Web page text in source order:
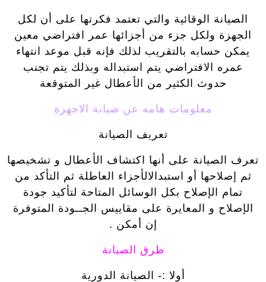
الصيانة الوقائية والتي تعتمد فكرتها على أن لكل
الجهزة ولكل جزء من أجزائها عمر افتراضي معين
يمكن حسابه بالتقريب لذلك فإنه قبل موعد انتهاء
عمره الافتراضي يتم استبداله وبذلك يتم تجنب
حدوث الكثير من الأعطال غير المتوقعة
معلومات هامه عن صيانة الاجهزة
تعريف الصيانة
تعرف الصيانة على أنها اكتشاف الأعطال و تشخيصها
ثم إصلاحها أو استبدالالأجزاء العاطلة ثم التأكد من
تمام الإصلاح بكل الوسائل المتاحة لتأكيد جودة
الإصلاح و المعايرة على مقاييس الجــودة المتوفرة
إن أمكن .
طرق الصيانة
أولا :- الصيانة الدورية